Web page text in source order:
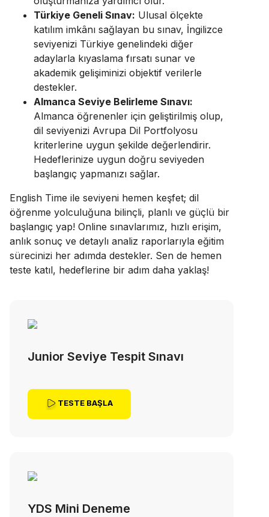
Türkiye Geneli Sınav: Ulusal ölçekte
katılım imkânı sağlayan bu sınav, İngilizce
seviyenizi Türkiye genelindeki diğer
adaylarla kıyaslama fırsatı sunar ve
akademik gelişiminizi objektif verilerle
destekler.
Almanca Seviye Belirleme Sınavı:
Almanca öğrenenler için geliştirilmiş olup,
dil seviyenizi Avrupa Dil Portfolyosu
kriterlerine uygun şekilde değerlendirir.
Hedeflerinize uygun doğru seviyeden
başlangıç yapmanızı sağlar.
English Time ile seviyeni hemen keşfet; dil
öğrenme yolculuğuna bilinçli, planlı ve güçlü bir
başlangıç yap! Online sınavlarımız, hızlı erişim,
anlık sonuç ve detaylı analiz raporlarıyla eğitim
sürecinizi her adımda destekler. Sen de hemen
teste katıl, hedeflerine bir adım daha yaklaş!
Junior Seviye Tespit Sınavı
TESTE BAŞLA
YDS Mini Deneme